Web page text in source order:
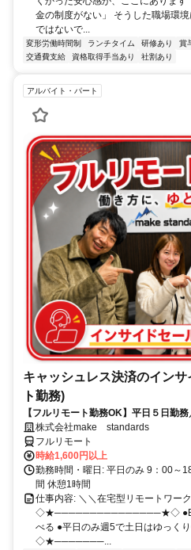
金の制度がない」 そうした職場環
ではないで...
変形労働時間制 ランチタイム 研修あり 賞
交通費支給
資格取得手当あり 社割あり
アルバイト・パート
キャッシュレス決済のイン
ト勤務)
【フルリモート勤務OK】平日５日勤
スキルアップ
株式会社make standards
フルリモート
時給1,600円以上
勤務時間・曜日: 平日のみ 9：00～
間 休憩1時間
仕事内容: ＼＼在宅型リモートワー
◇★───────────────★◇
べる ●平日のみ週5で土日はゆっく
◇★───────...